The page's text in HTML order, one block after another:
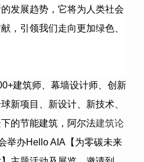
发展趋势，它将为人类社会
，引领我们走向更加绿色、
建筑师、幕墙设计师、创新
新项目、新设计、新技术、
的节能建筑，阿尔法建筑论
举办Hello AIA 【为零碳未来